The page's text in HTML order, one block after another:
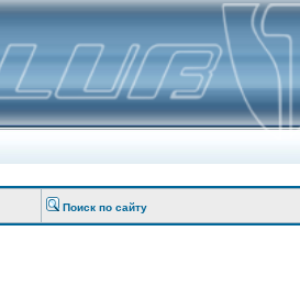
Поиск по сайту